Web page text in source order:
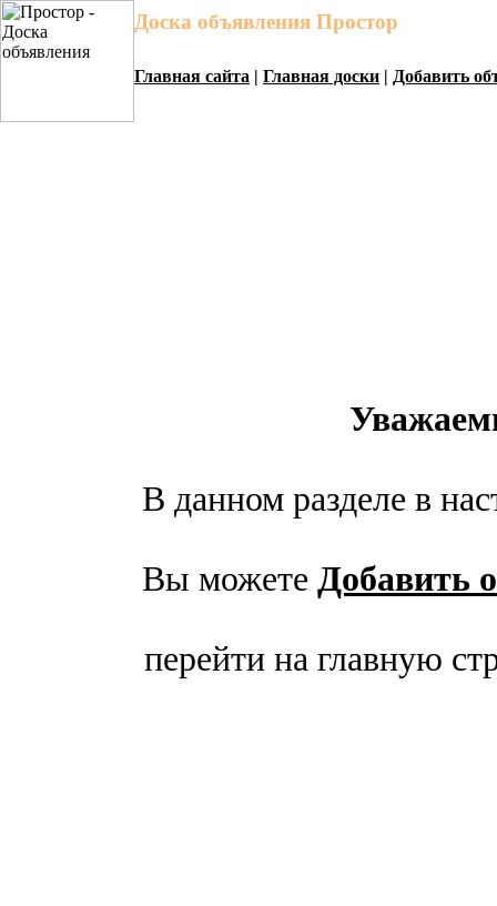
Доска объявления Простор
Главная сайта | Главная доски | Добавить
В данном разделе в
Вы можете Добавить
перейти на главную